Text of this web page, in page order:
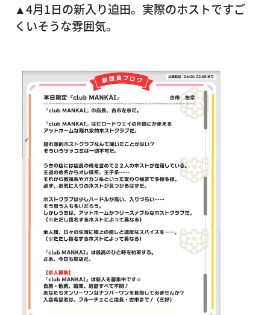
▲4月1日の新入り迫田。実際のホストですご
くいそうな雰囲気。